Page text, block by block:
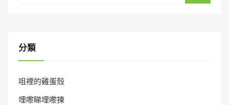
分類
咀裡的雞蛋殼
埋嚟睇埋嚟揀